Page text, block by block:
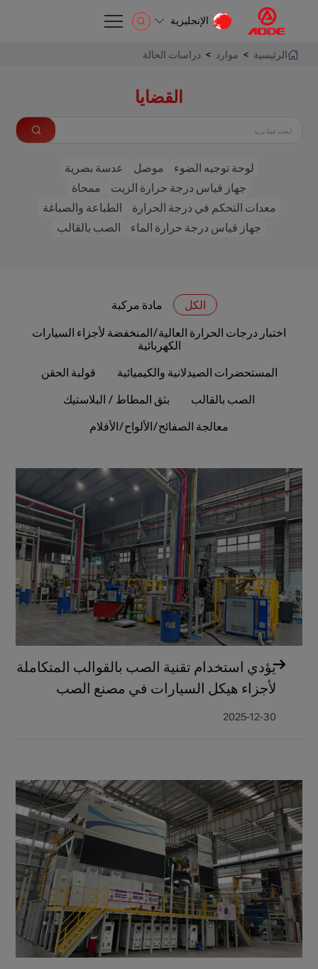
الإنجليزية
الإنجليزية
الرئيسية > موارد >دراسات الحالة
القضايا
لوحة توجيه الضوء موصل
عدسة بصرية
جهاز قياس درجة حرارة الزيت
ممحاة
معدات التحكم في درجة الحرارة
الطباعة والصباغة
جهاز قياس درجة حرارة الماء
الصب بالقالب
الكل
مادة مركبة
اختبار درجات الحرارة العالية/المنخفضة لأجزاء السيارات
الكهربائية
المستحضرات الصيدلانية والكيميائية
قولبة الحقن
الصب بالقالب
بثق المطاط / البلاستيك
معالجة الصفائح/الألواح/الأفلام
يؤدي استخدام تقنية الصب بالقوالب المتكاملة
لأجزاء هيكل السيارات في مصنع الصب
بالقوالب إلى تقليل الطاقة المركبة بنسبة 50%
2025-12-30